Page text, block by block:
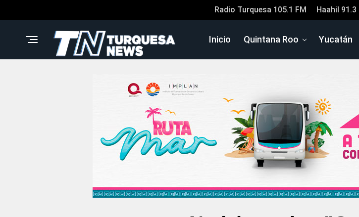
Radio Turquesa 105.1 FM Haahil 91.3
Inicio Quintana Roo Yucatán